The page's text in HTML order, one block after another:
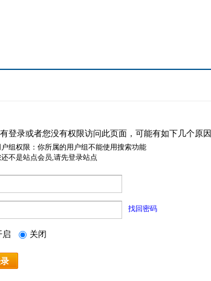
登录或者您没有权限访问此页面，可能有如下几个原因
户组权限：你所属的用户组不能使用搜索功能
不是站点会员,请先登录站点
找回密码
启 关闭